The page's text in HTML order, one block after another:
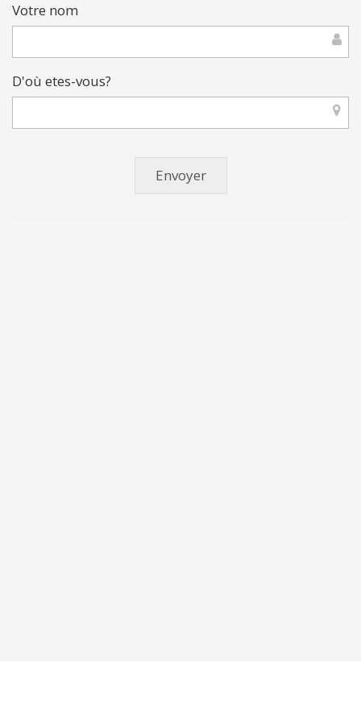
Votre nom
D'où etes-vous?